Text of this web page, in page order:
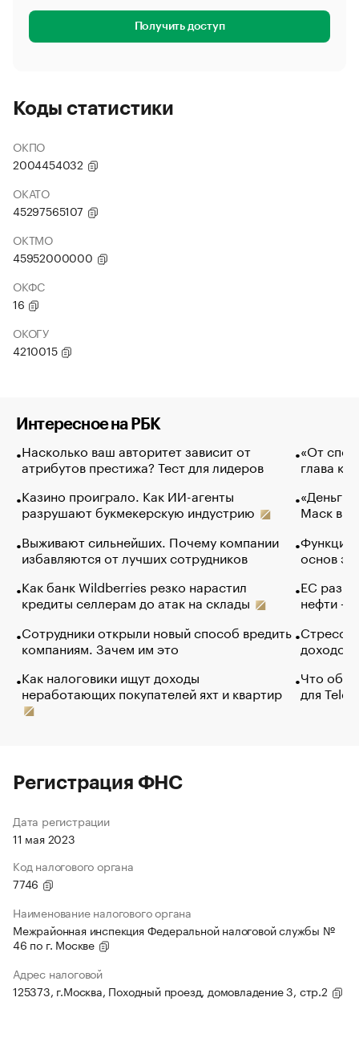
Получить доступ
Коды статистики
ОКПО
2004454032
ОКАТО
45297565107
ОКТМО
45952000000
ОКФС
16
ОКОГУ
4210015
Интересное на РБК
Насколько ваш авторитет зависит от
атрибутов престижа? Тест для лидеров
Казино проиграло. Как ИИ-агенты
разрушают букмекерскую индустрию
Выживают сильнейших. Почему компании
избавляются от лучших сотрудников
Как банк Wildberries резко нарастил
кредиты селлерам до атак на склады
Сотрудники открыли новый способ вредить
компаниям. Зачем им это
Как налоговики ищут доходы
неработающих покупателей яхт и квартир
«От
глава
«Деньги
Маск в
Функции
основ
ЕС
нефти —
Стресс
доходов
Что
для
Регистрация ФНС
Дата регистрации
11 мая 2023
Код налогового органа
7746
Наименование налогового органа
Межрайонная инспекция Федеральной налоговой службы №
46 по г. Москве
Адрес налоговой
125373, г.Москва, Походный проезд, домовладение 3, стр.2